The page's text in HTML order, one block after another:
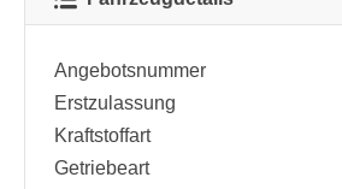
Angebotsnummer
Erstzulassung
Kraftstoffart
Getriebeart